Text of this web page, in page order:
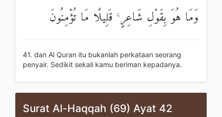
وَمَا هُوَ بِقَوْلِ شَاعِرٍ ۚ قَلِيلًا مَا تُؤْمِنُونَ
41. dan Al Quran itu bukanlah perkataan seorang
penyair. Sedikit sekali kamu beriman kepadanya.
Surat Al-Haqqah (69) Ayat 42